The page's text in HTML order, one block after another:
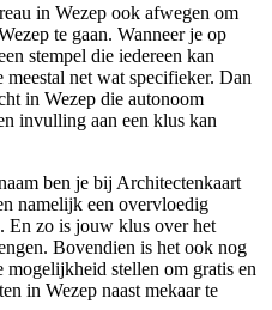
in Wezep ook afwegen om
te gaan. Wanneer je op
stempel die iedereen kan
net wat specifieker. Dan
in Wezep die autonoom
invulling aan een klus kan
ben je bij Architectenkaart
namelijk een overvloedig
En zo is jouw klus over het
Bovendien is het ook nog
stellen om gratis en
in Wezep naast mekaar te